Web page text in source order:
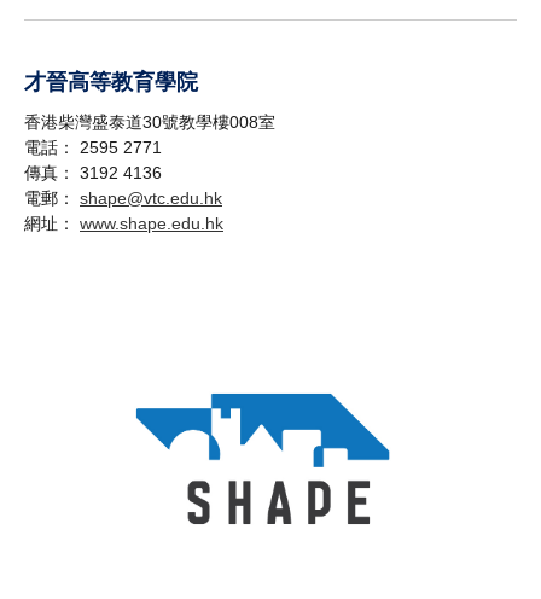
才晉高等教育學院
香港柴灣盛泰道30號教學樓008室
電話： 2595 2771
傳真： 3192 4136
電郵： shape@vtc.edu.hk
網址： www.shape.edu.hk